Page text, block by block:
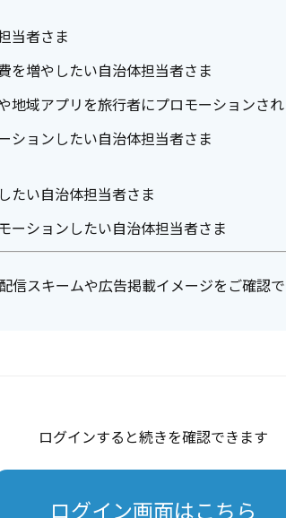
当者さま
増やしたい自治体担当者さま
域アプリを旅行者にプロモーションさ
ョンしたい自治体担当者さま
たい自治体担当者さま
ーションしたい自治体担当者さま
信スキームや広告掲載イメージをご確認で
ログインすると続きを確認できます
ログイン画面はこちら